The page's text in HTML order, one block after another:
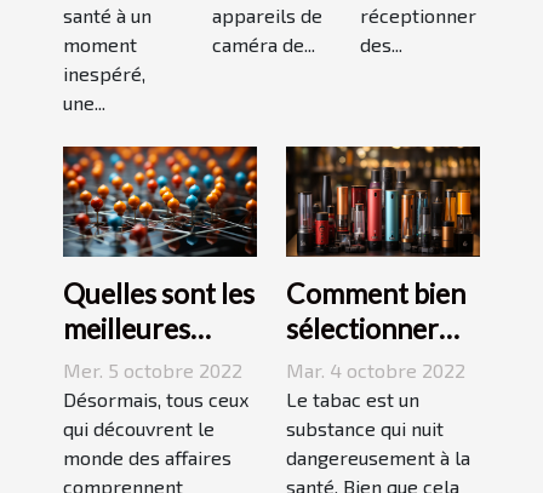
santé à un
moment
inespéré,
une...
appareils de
caméra de...
réceptionner
des...
Quelles sont les
meilleures
stratégies de
netlinking ?
Mer. 5 octobre 2022
Désormais, tous ceux
qui découvrent le
monde des affaires
comprennent
Comment bien
sélectionner
une cigarette
électronique ?
Mar. 4 octobre 2022
Le tabac est un
substance qui nuit
dangereusement à la
santé. Bien que cela